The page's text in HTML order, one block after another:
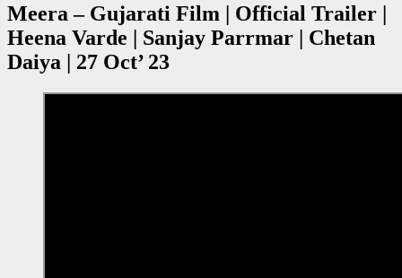
Meera – Gujarati Film | Official Trailer |
Heena Varde | Sanjay Parrmar | Chetan
Daiya | 27 Oct’ 23